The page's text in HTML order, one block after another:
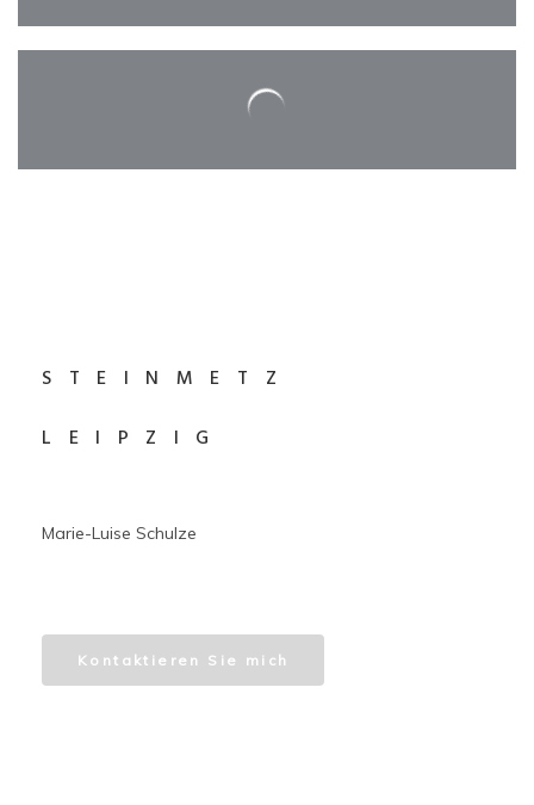
STEINMETZ
LEIPZIG
Marie-Luise Schulze
Kontaktieren Sie mich